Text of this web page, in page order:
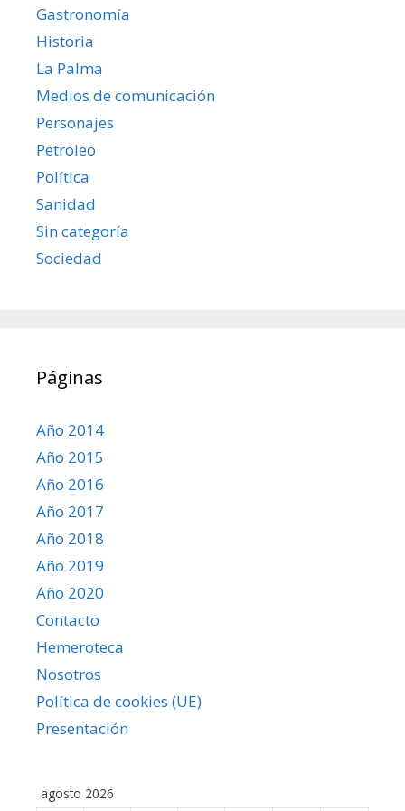
Gastronomía
Historia
La Palma
Medios de comunicación
Personajes
Petroleo
Política
Sanidad
Sin categoría
Sociedad
Páginas
Año 2014
Año 2015
Año 2016
Año 2017
Año 2018
Año 2019
Año 2020
Contacto
Hemeroteca
Nosotros
Política de cookies (UE)
Presentación
agosto 2026